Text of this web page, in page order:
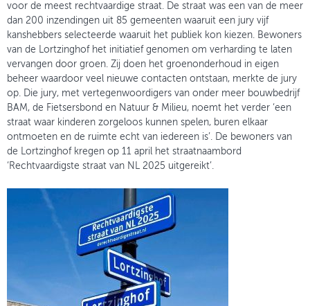
voor de meest rechtvaardige straat. De straat was een van de meer
dan 200 inzendingen uit 85 gemeenten waaruit een jury vijf
kanshebbers selecteerde waaruit het publiek kon kiezen. Bewoners
van de Lortzinghof het initiatief genomen om verharding te laten
vervangen door groen. Zij doen het groenonderhoud in eigen
beheer waardoor veel nieuwe contacten ontstaan, merkte de jury
op. Die jury, met vertegenwoordigers van onder meer bouwbedrijf
BAM, de Fietsersbond en Natuur & Milieu, noemt het verder ‘een
straat waar kinderen zorgeloos kunnen spelen, buren elkaar
ontmoeten en de ruimte echt van iedereen is’. De bewoners van
de Lortzinghof kregen op 11 april het straatnaambord
‘Rechtvaardigste straat van NL 2025 uitgereikt’.